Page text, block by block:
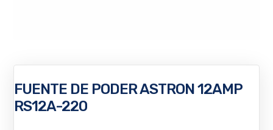
FUENTE DE PODER ASTRON 12AMP
RS12A-220